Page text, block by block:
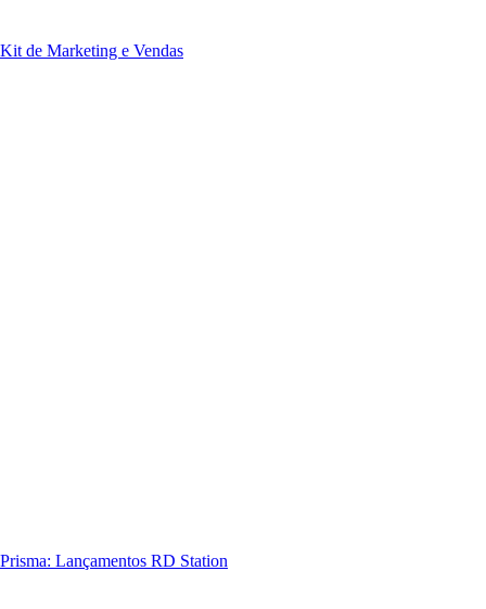
Kit de Marketing e Vendas
Prisma: Lançamentos RD Station